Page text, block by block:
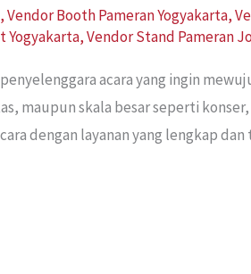
,Vendor Booth Pameran Yogyakarta,
Yogyakarta,Vendor Stand Pameran
acara yang ingin
maupun skala besar seperti
dengan layanan yang lengkap dan